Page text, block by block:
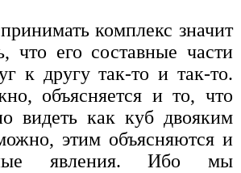
комплекс значит
что его составные части
к другу так-то и так-то.
объясняется и то, что
видеть как куб двояким
этим объясняются и
явления. Ибо мы